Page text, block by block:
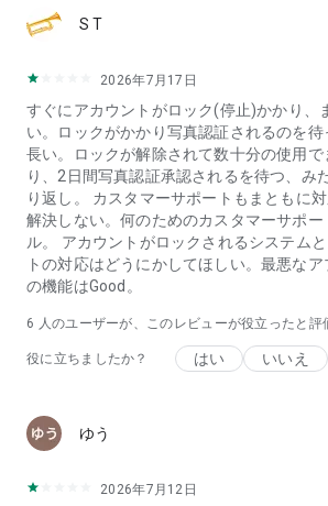
に登録すると、料金がGoogle Playアカウ
す。登録中のプランは自動更新され、有効
定からいつでもオフにできます。利用期間
セルすることはできません。Tinder Plus®
たはTinder Platinum™に登録しない場合
き無料でご利用いただけます。
すべての写真の人物はモデルであり、例示
用されています。
プライバシーポリシー：https://
利用規約：https://www.gotinder.com/
S T
2026年7月17日
すぐにアカウントがロック(停止)かかり、
い。ロックがかかり写真認証されるのを
長い。ロックが解除されて数十分の使用
り、2日間写真認証承認されるを待つ、み
り返し。 カスタマーサポートもまともに対
解決しない。何のためのカスタマーサポ
ル。 アカウントがロックされるシステム
トの対応はどうにかしてほしい。最悪な
の機能はGood。
6 人のユーザーが、このレビューが役立ったと評
役に立ちましたか？ はい いいえ
ゆう
2026年7月12日